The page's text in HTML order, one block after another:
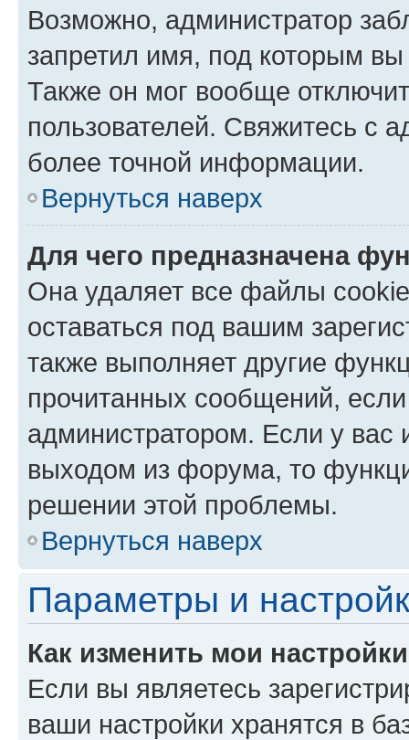
Возможно, администратор
запретил имя, под которым вы
Также он мог вообще
пользователей. Свяжитесь с
более точной информации.
Вернуться наверх
Для чего предназначена
Она удаляет все файлы
оставаться под вашим
также выполняет другие
прочитанных сообщений,
администратором. Если у
выходом из форума, то
решении этой проблемы.
Вернуться наверх
Параметры и
Как изменить мои
Если вы являетесь
ваши настройки хранятся в